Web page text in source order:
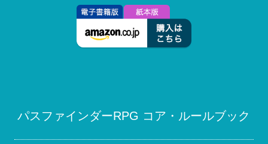
パスファインダーRPG コア・ルールブック